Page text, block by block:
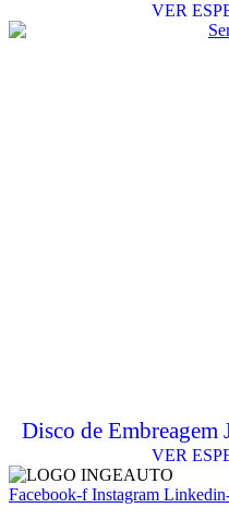
VER
Disco de Embreagem
VER
Facebook-f Instagram